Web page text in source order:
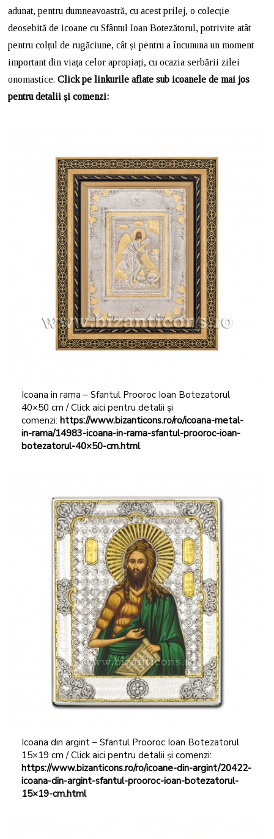
adunat, pentru dumneavoastră, cu acest prilej, o colecție
deosebită de icoane cu Sfântul Ioan Botezătorul, potrivite atât
pentru colțul de rugăciune, cât și pentru a încununa un moment
important din viața celor apropiați, cu ocazia serbării zilei
onomastice.Click pe linkurile aflate sub icoanele de mai jos
pentru detalii și comenzi:
Icoana in rama – Sfantul Prooroc Ioan Botezatorul
40×50 cm / Click aici pentru detalii și
comenzi: https://www.bizanticons.ro/ro/icoana-metal-
in-rama/14983-icoana-in-rama-sfantul-prooroc-ioan-
botezatorul-40×50-cm.html
Icoana din argint – Sfantul Prooroc Ioan Botezatorul
15×19 cm / Click aici pentru detalii și comenzi:
https://www.bizanticons.ro/ro/icoane-din-argint/20422-
icoana-din-argint-sfantul-prooroc-ioan-botezatorul-
15×19-cm.html